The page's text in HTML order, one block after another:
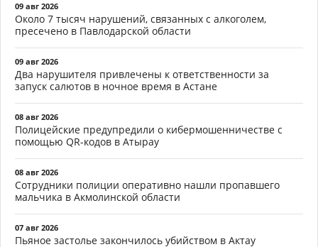
09 авг 2026
Около 7 тысяч нарушений, связанных с алкоголем,
пресечено в Павлодарской области
09 авг 2026
Два нарушителя привлечены к ответственности за
запуск салютов в ночное время в Астане
08 авг 2026
Полицейские предупредили о кибермошенничестве с
помощью QR-кодов в Атырау
08 авг 2026
Сотрудники полиции оперативно нашли пропавшего
мальчика в Акмолинской области
07 авг 2026
Пьяное застолье закончилось убийством в Актау